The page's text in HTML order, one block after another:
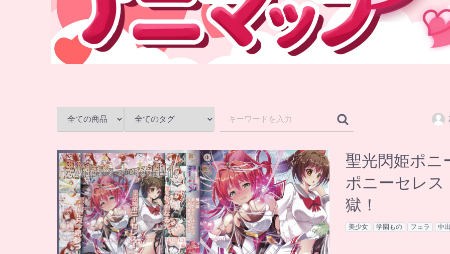
聖光閃姫ポニ
ポニーセレス
獄！
美少女 学園もの フェラ 中